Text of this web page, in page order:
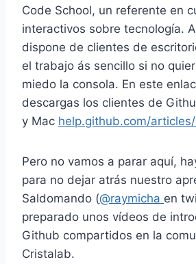
Code School, un referente en
interactivos sobre tecnología.
dispone de clientes de
el trabajo ás sencillo si no
miedo la consola. En este
descargas los clientes de
y Mac help.github.com/
Pero no vamos a parar aquí,
para no dejar atrás nuestro
Saldomando (@raymicha en
preparado unos vídeos de
Github compartidos en la
Cristalab.